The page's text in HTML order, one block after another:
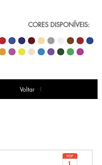
CORES DISPONÍVEIS:
Voltar